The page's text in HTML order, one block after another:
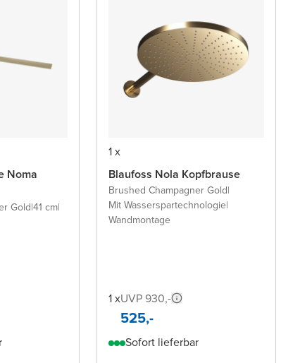
Noma
Gold|41 cm|
1 x
Blaufoss Nola Kopfbrause
Brushed Champagner Gold|
Mit Wasserspartechnologie|
Wandmontage
1 xUVP 930,-
525,-
Sofort lieferbar